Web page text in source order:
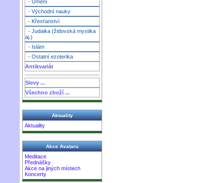
- Umění
- Východní nauky
- Křesťanství
- Judaika (židovská mystika
aj.)
- Islám
- Ostatní ezoterika
Antikvariát
Slevy ...
Všechno zboží ...
Aktuality
Aktuality
Akce Avataru
Meditace
Přednášky
Akce na jiných místech
Koncerty